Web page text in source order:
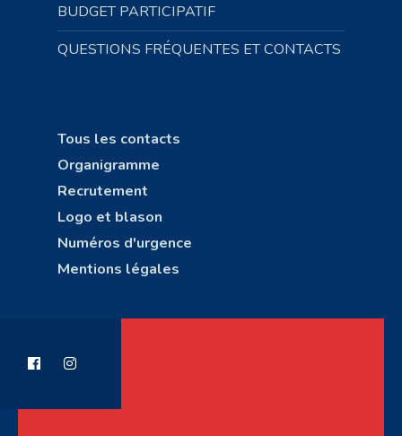
BUDGET PARTICIPATIF
QUESTIONS FRÉQUENTES ET CONTACTS
Tous les contacts
Organigramme
Recrutement
Logo et blason
Numéros d'urgence
Mentions légales